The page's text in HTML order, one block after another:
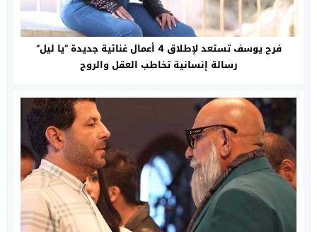
فرح يوسف تستعد لإطلاق 4 أعمال غنائية جديدة “يا ليل”
رسالة إنسانية تخاطب العقل والروح